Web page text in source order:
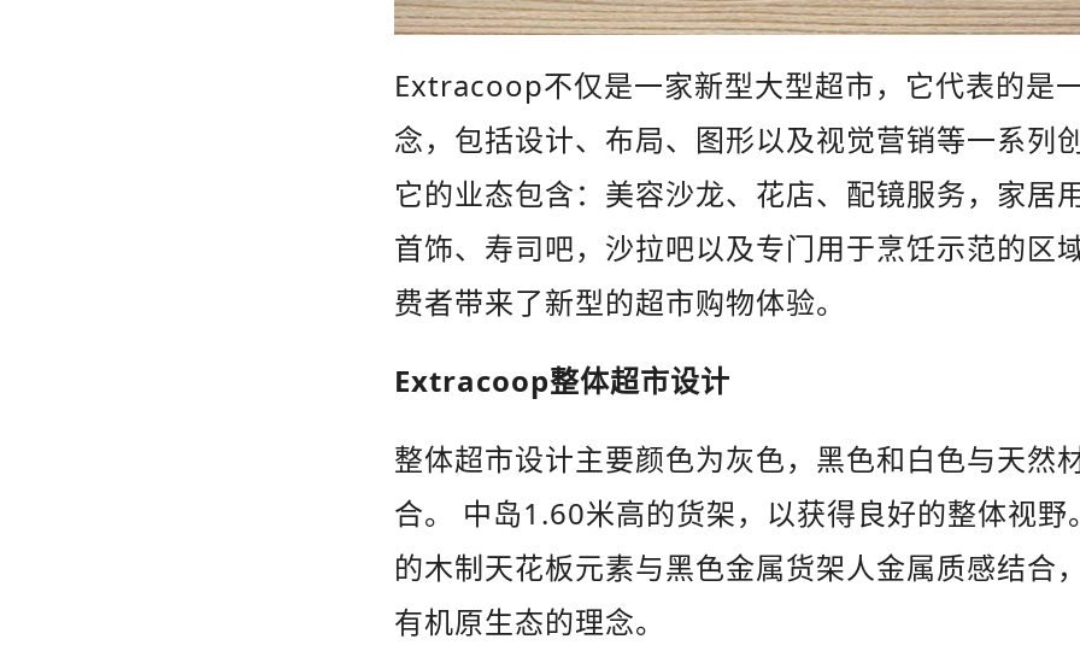
Extracoop不仅是一家新型大型超市，它代表的是
念，包括设计、布局、图形以及视觉营销等一系列
它的业态包含：美容沙龙、花店、配镜服务，家居
首饰、寿司吧，沙拉吧以及专门用于烹饪示范的区
费者带来了新型的超市购物体验。
Extracoop整体超市设计
整体超市设计主要颜色为灰色，黑色和白色与天然
合。 中岛1.60米高的货架，以获得良好的整体视野
的木制天花板元素与黑色金属货架人金属质感结合
有机原生态的理念。